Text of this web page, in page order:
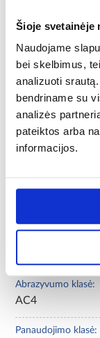
Šioje svetainėje
Naudojame
bei skelbimus,
analizuoti
bendriname su
analizės
pateiktos arba
informacijos.
ąžuolas
Dekoras:
ąžuolas
Ilgis [mm]:
1383
Spalvų gama:
Storis [mm]:
Abrazyvumo klasė:
AC4
Panaudojimo klasė: